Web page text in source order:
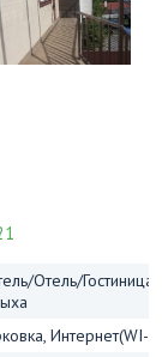
Отель/
Интернет(WI-